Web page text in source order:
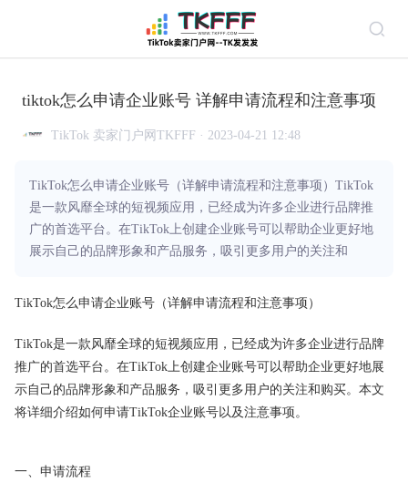
tiktok怎么申请企业账号 详解申请流程和注意事项
TikTok 卖家门户网TKFFF · 2023-04-21 12:48
TikTok怎么申请企业账号（详解申请流程和注意事项）TikTok
是一款风靡全球的短视频应用，已经成为许多企业进行品牌推
广的首选平台。在TikTok上创建企业账号可以帮助企业更好地
展示自己的品牌形象和产品服务，吸引更多用户的关注和
TikTok怎么申请企业账号（详解申请流程和注意事项）
TikTok是一款风靡全球的短视频应用，已经成为许多企业进行品牌
推广的首选平台。在TikTok上创建企业账号可以帮助企业更好地展
示自己的品牌形象和产品服务，吸引更多用户的关注和购买。本文
将详细介绍如何申请TikTok企业账号以及注意事项。
一、申请流程